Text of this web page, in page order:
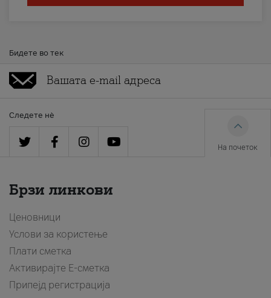
Бидете во тек
Следете нè
На почеток
Брзи линкови
Ценовници
Услови за користење
Плати сметка
Активирајте Е-сметка
Припејд регистрација